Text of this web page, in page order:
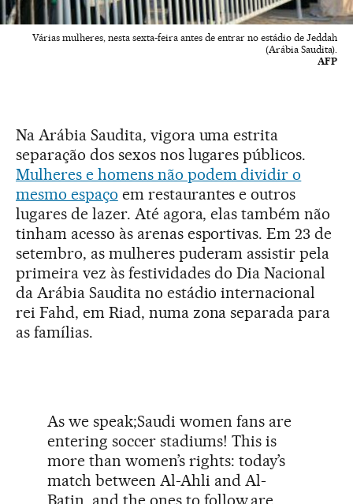
Várias mulheres, nesta sexta-feira antes de entrar no estádio de Jeddah
(Arábia Saudita).
AFP
Na Arábia Saudita, vigora uma estrita
separação dos sexos nos lugares públicos.
Mulheres e homens não podem dividir o
mesmo espaço em restaurantes e outros
lugares de lazer. Até agora, elas também não
tinham acesso às arenas esportivas. Em 23 de
setembro, as mulheres puderam assistir pela
primeira vez às festividades do Dia Nacional
da Arábia Saudita no estádio internacional
rei Fahd, em Riad, numa zona separada para
as famílias.
As we speak;Saudi women fans are
entering soccer stadiums! This is
more than women’s rights: today’s
match between Al-Ahli and Al-
Batin, and the ones to follow,are